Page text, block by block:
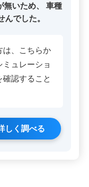
いため、
車種
でした。
は、こちらか
ュレーショ
認すること
しく調べる